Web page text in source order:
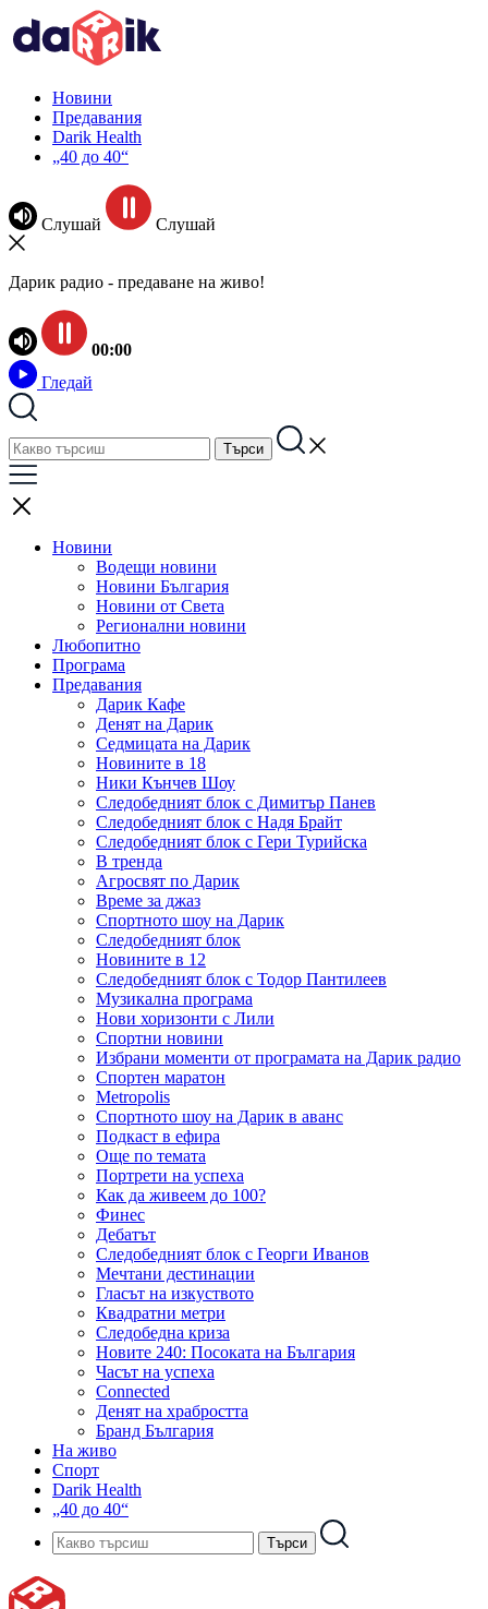
Новини
Предавания
Darik Health
„40 до 40“
Слушай Слушай
Дарик радио - предаване на живо!
00:00
Гледай
Новини
Водещи новини
Новини България
Новини от Света
Регионални новини
Любопитно
Програма
Предавания
Дарик Кафе
Денят на Дарик
Седмицата на Дарик
Новините в 18
Ники Кънчев Шоу
Следобедният блок с Димитър Панев
Следобедният блок с Надя Брайт
Следобедният блок с Гери Турийска
В тренда
Агросвят по Дарик
Време за джаз
Спортното шоу на Дарик
Следобедният блок
Новините в 12
Следобедният блок с Тодор Пантилеев
Музикална програма
Нови хоризонти с Лили
Спортни новини
Избрани моменти от програмата на Дарик радио
Спортен маратон
Metropolis
Спортното шоу на Дарик в аванс
Подкаст в ефира
Още по темата
Портрети на успеха
Как да живеем до 100?
Финес
Дебатът
Следобедният блок с Георги Иванов
Мечтани дестинации
Гласът на изкуството
Квадратни метри
Следобедна криза
Новите 240: Посоката на България
Часът на успеха
Connected
Денят на храбростта
Бранд България
На живо
Спорт
Darik Health
„40 до 40“